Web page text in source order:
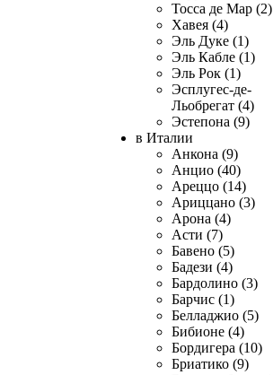
Тосса де Мар (2)
Хавея (4)
Эль Дуке (1)
Эль Кабле (1)
Эль Рок (1)
Эсплугес-де-
Льобрегат (4)
Эстепона (9)
в Италии
Анкона (9)
Анцио (40)
Ареццо (14)
Ариццано (3)
Арона (4)
Асти (7)
Бавено (5)
Бадези (4)
Бардолино (3)
Барчис (1)
Белладжио (5)
Бибионе (4)
Бордигера (10)
Бриатико (9)